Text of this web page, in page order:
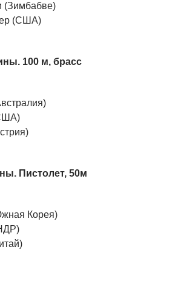
(Зимбабве)
(США)
100 м, брасс
Пистолет, 50м
Корея)